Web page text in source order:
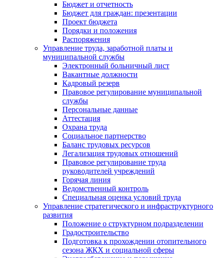
Бюджет и отчетность
Бюджет для граждан: презентации
Проект бюджета
Порядки и положения
Распоряжения
Управление труда, заработной платы и
муниципальной службы
Электронный больничный лист
Вакантные должности
Кадровый резерв
Правовое регулирование муниципальной
службы
Персональные данные
Аттестация
Охрана труда
Социальное партнерство
Баланс трудовых ресурсов
Легализация трудовых отношений
Правовое регулирование труда
руководителей учреждений
Горячая линия
Ведомственный контроль
Специальная оценка условий труда
Управление стратегического и инфраструктурного
развития
Положение о структурном подразделении
Градостроительство
Подготовка к прохождении отопительного
сезона ЖКХ и социальной сферы